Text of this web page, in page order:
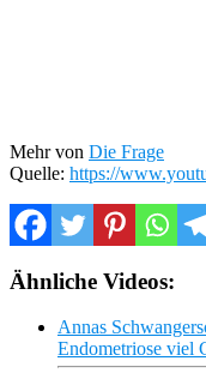
Mehr von Die Frage
Quelle: https://
Ähnliche Videos:
Annas
Endometriose viel